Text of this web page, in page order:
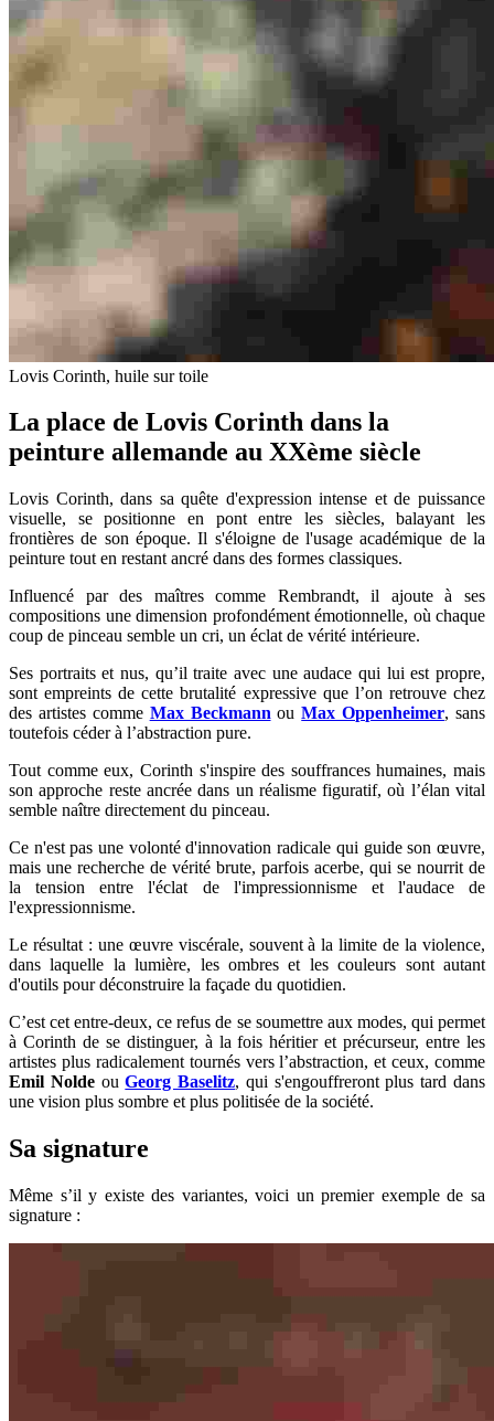
Lovis Corinth, huile sur toile
La place de Lovis Corinth dans la
peinture allemande au XXème siècle
Lovis Corinth, dans sa quête d'expression intense et de puissance
visuelle, se positionne en pont entre les siècles, balayant les
frontières de son époque. Il s'éloigne de l'usage académique de la
peinture tout en restant ancré dans des formes classiques.
Influencé par des maîtres comme Rembrandt, il ajoute à ses
compositions une dimension profondément émotionnelle, où chaque
coup de pinceau semble un cri, un éclat de vérité intérieure.
Ses portraits et nus, qu’il traite avec une audace qui lui est propre,
sont empreints de cette brutalité expressive que l’on retrouve chez
des artistes comme Max Beckmann ouMax Oppenheimer, sans
toutefois céder à l’abstraction pure.
Tout comme eux, Corinth s'inspire des souffrances humaines, mais
son approche reste ancrée dans un réalisme figuratif, où l’élan vital
semble naître directement du pinceau.
Ce n'est pas une volonté d'innovation radicale qui guide son œuvre,
mais une recherche de vérité brute, parfois acerbe, qui se nourrit de
la tension entre l'éclat de l'impressionnisme et l'audace de
l'expressionnisme.
Le résultat : une œuvre viscérale, souvent à la limite de la violence,
dans laquelle la lumière, les ombres et les couleurs sont autant
d'outils pour déconstruire la façade du quotidien.
C’est cet entre-deux, ce refus de se soumettre aux modes, qui permet
à Corinth de se distinguer, à la fois héritier et précurseur, entre les
artistes plus radicalement tournés vers l’abstraction, et ceux, comme
Emil NoldeouGeorg Baselitz, qui s'engouffreront plus tard dans
une vision plus sombre et plus politisée de la société.
Sa signature
Même s’il y existe des variantes, voici un premier exemple de sa
signature :